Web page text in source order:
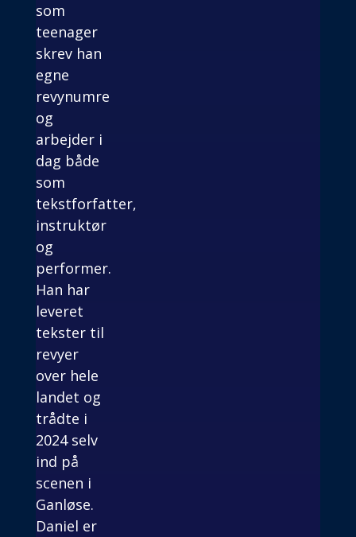
som
teenager
skrev han
egne
revynumre
og
arbejder i
dag både
som
tekstforfatter,
instruktør
og
performer.
Han har
leveret
tekster til
revyer
over hele
landet og
trådte i
2024 selv
ind på
scenen i
Ganløse.
Daniel er